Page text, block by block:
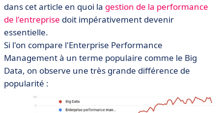
dans cet article en quoi la gestion de la performance
de l'entreprise doit impérativement devenir
essentielle.
Si l'on compare l'Enterprise Performance
Management à un terme populaire comme le Big
Data, on observe une très grande différence de
popularité :